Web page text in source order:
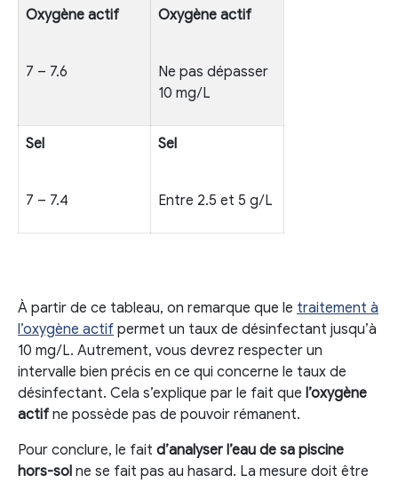
Oxygène actif
7 – 7.6
Oxygène actif
Ne pas dépasser
10 mg/L
Sel
7 – 7.4
Sel
Entre 2.5 et 5 g/L
À partir de ce tableau, on remarque que le traitement à
l’oxygène actif permet un taux de désinfectant jusqu’à
10 mg/L. Autrement, vous devrez respecter un
intervalle bien précis en ce qui concerne le taux de
désinfectant. Cela s’explique par le fait que l’oxygène
actifne possède pas de pouvoir rémanent.
Pour conclure, le fait d’analyser l’eau de sa piscine
hors-sol ne se fait pas au hasard. La mesure doit être